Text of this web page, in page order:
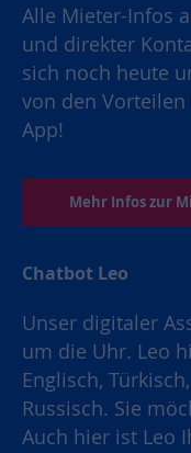
Alle Mieter-Infos
und direkter
sich noch heute
von den
App!
Mehr Infos zur
Chatbot Leo
Unser digitaler
um die Uhr. Leo
Englisch,
Russisch. Sie
Auch hier ist Leo